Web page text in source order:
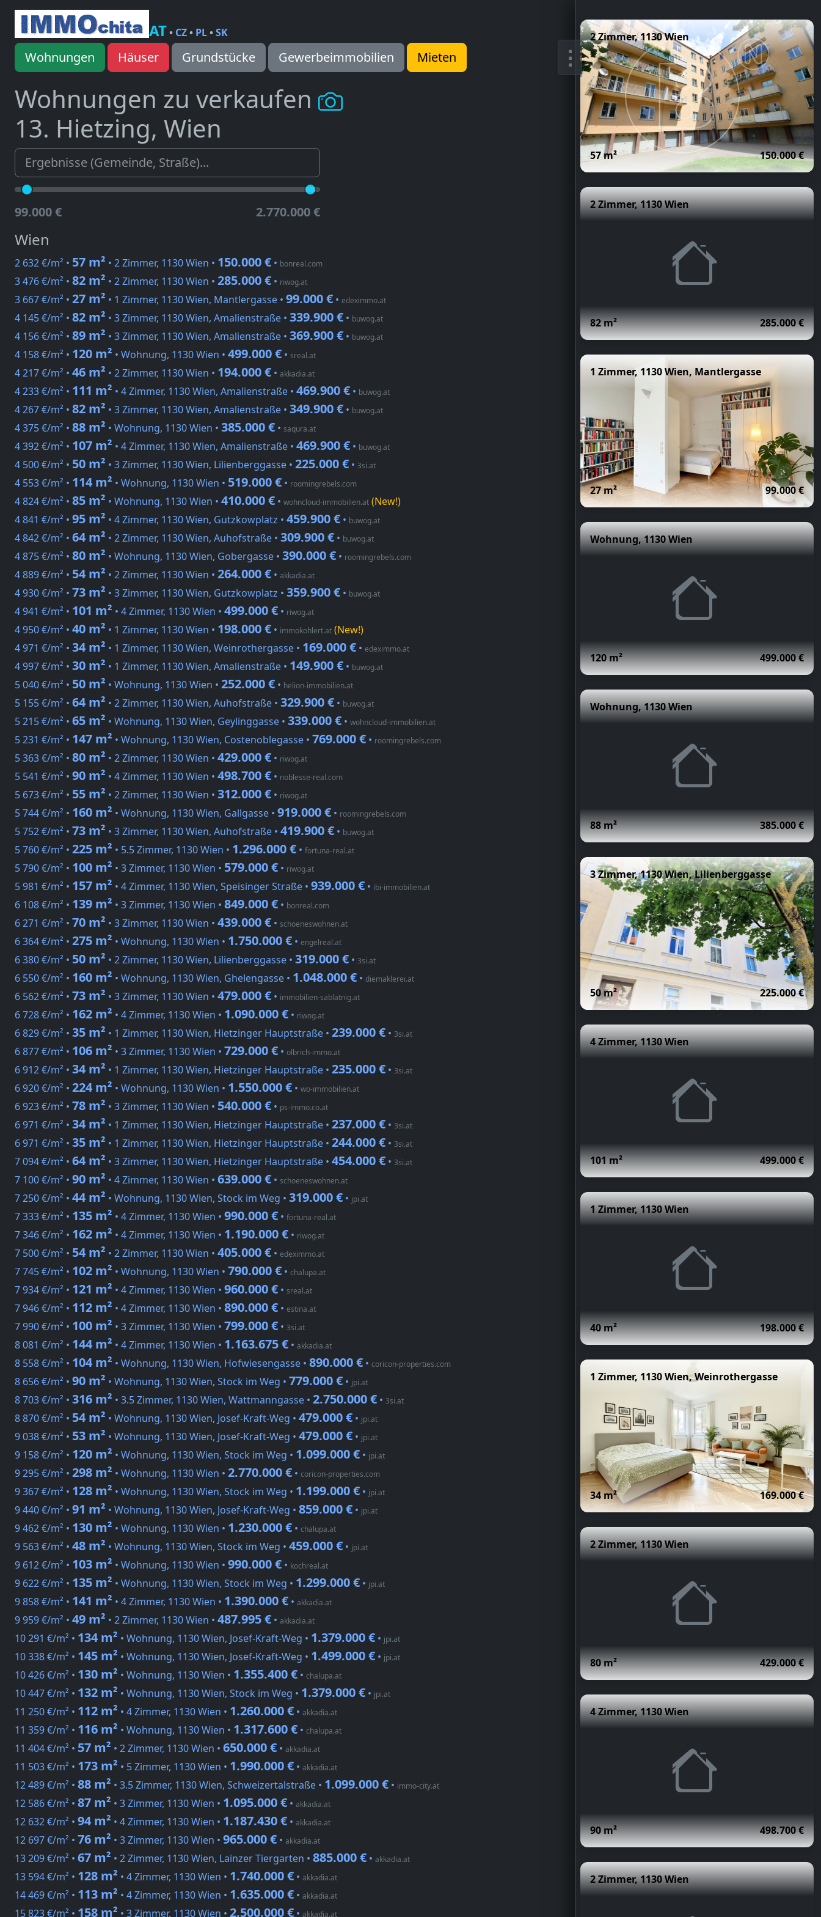
AT• CZ• PL•SK
Wohnungen Häuser Grundstücke Gewerbeimmobilien Mieten
Wohnungen zu verkaufen
13. Hietzing, Wien
99.000 € 2.770.000 €
Wien
2 632 €/m² • 57 m² • 2 Zimmer, 1130 Wien • 150.000 € • bonreal.com
3 476 €/m² • 82 m² • 2 Zimmer, 1130 Wien • 285.000 € • riwog.at
3 667 €/m² • 27 m² • 1 Zimmer, 1130 Wien, Mantlergasse • 99.000 € • edeximmo.at
4 145 €/m² • 82 m² • 3 Zimmer, 1130 Wien, Amalienstraße • 339.900 € • buwog.at
4 156 €/m² • 89 m² • 3 Zimmer, 1130 Wien, Amalienstraße • 369.900 € • buwog.at
4 158 €/m² • 120 m² • Wohnung, 1130 Wien • 499.000 € • sreal.at
4 217 €/m² • 46 m² • 2 Zimmer, 1130 Wien • 194.000 € • akkadia.at
4 233 €/m² • 111 m² • 4 Zimmer, 1130 Wien, Amalienstraße • 469.900 € • buwog.at
4 267 €/m² • 82 m² • 3 Zimmer, 1130 Wien, Amalienstraße • 349.900 € • buwog.at
4 375 €/m² • 88 m² • Wohnung, 1130 Wien • 385.000 € • saqura.at
4 392 €/m² • 107 m² • 4 Zimmer, 1130 Wien, Amalienstraße • 469.900 € • buwog.at
4 500 €/m² • 50 m² • 3 Zimmer, 1130 Wien, Lilienberggasse • 225.000 € • 3si.at
4 553 €/m² • 114 m² • Wohnung, 1130 Wien • 519.000 € • roomingrebels.com
4 824 €/m² • 85 m² • Wohnung, 1130 Wien • 410.000 € • wohncloud-immobilien.at (New!)
4 841 €/m² • 95 m² • 4 Zimmer, 1130 Wien, Gutzkowplatz • 459.900 € • buwog.at
4 842 €/m² • 64 m² • 2 Zimmer, 1130 Wien, Auhofstraße • 309.900 € • buwog.at
4 875 €/m² • 80 m² • Wohnung, 1130 Wien, Gobergasse • 390.000 € • roomingrebels.com
4 889 €/m² • 54 m² • 2 Zimmer, 1130 Wien • 264.000 € • akkadia.at
4 930 €/m² • 73 m² • 3 Zimmer, 1130 Wien, Gutzkowplatz • 359.900 € • buwog.at
4 941 €/m² • 101 m² • 4 Zimmer, 1130 Wien • 499.000 € • riwog.at
4 950 €/m² • 40 m² • 1 Zimmer, 1130 Wien • 198.000 € • immokohlert.at (New!)
4 971 €/m² • 34 m² • 1 Zimmer, 1130 Wien, Weinrothergasse • 169.000 € • edeximmo.at
4 997 €/m² • 30 m² • 1 Zimmer, 1130 Wien, Amalienstraße • 149.900 € • buwog.at
5 040 €/m² • 50 m² • Wohnung, 1130 Wien • 252.000 € • helion-immobilien.at
5 155 €/m² • 64 m² • 2 Zimmer, 1130 Wien, Auhofstraße • 329.900 € • buwog.at
5 215 €/m² • 65 m² • Wohnung, 1130 Wien, Geylinggasse • 339.000 € • wohncloud-immobilien.at
5 231 €/m² • 147 m² • Wohnung, 1130 Wien, Costenoblegasse • 769.000 € • roomingrebels.com
5 363 €/m² • 80 m² • 2 Zimmer, 1130 Wien • 429.000 € • riwog.at
5 541 €/m² • 90 m² • 4 Zimmer, 1130 Wien • 498.700 € • noblesse-real.com
5 673 €/m² • 55 m² • 2 Zimmer, 1130 Wien • 312.000 € • riwog.at
5 744 €/m² • 160 m² • Wohnung, 1130 Wien, Gallgasse • 919.000 € • roomingrebels.com
5 752 €/m² • 73 m² • 3 Zimmer, 1130 Wien, Auhofstraße • 419.900 € • buwog.at
5 760 €/m² • 225 m² • 5.5 Zimmer, 1130 Wien • 1.296.000 € • fortuna-real.at
5 790 €/m² • 100 m² • 3 Zimmer, 1130 Wien • 579.000 € • riwog.at
5 981 €/m² • 157 m² • 4 Zimmer, 1130 Wien, Speisinger Straße • 939.000 € • ibi-immobilien.at
6 108 €/m² • 139 m² • 3 Zimmer, 1130 Wien • 849.000 € • bonreal.com
6 271 €/m² • 70 m² • 3 Zimmer, 1130 Wien • 439.000 € • schoeneswohnen.at
6 364 €/m² • 275 m² • Wohnung, 1130 Wien • 1.750.000 € • engelreal.at
6 380 €/m² • 50 m² • 2 Zimmer, 1130 Wien, Lilienberggasse • 319.000 € • 3si.at
6 550 €/m² • 160 m² • Wohnung, 1130 Wien, Ghelengasse • 1.048.000 € • diemaklerei.at
6 562 €/m² • 73 m² • 3 Zimmer, 1130 Wien • 479.000 € • immobilien-sablatnig.at
6 728 €/m² • 162 m² • 4 Zimmer, 1130 Wien • 1.090.000 € • riwog.at
6 829 €/m² • 35 m² • 1 Zimmer, 1130 Wien, Hietzinger Hauptstraße • 239.000 € • 3si.at
6 877 €/m² • 106 m² • 3 Zimmer, 1130 Wien • 729.000 € • olbrich-immo.at
6 912 €/m² • 34 m² • 1 Zimmer, 1130 Wien, Hietzinger Hauptstraße • 235.000 € • 3si.at
6 920 €/m² • 224 m² • Wohnung, 1130 Wien • 1.550.000 € • wo-immobilien.at
6 923 €/m² • 78 m² • 3 Zimmer, 1130 Wien • 540.000 € • ps-immo.co.at
6 971 €/m² • 34 m² • 1 Zimmer, 1130 Wien, Hietzinger Hauptstraße • 237.000 € • 3si.at
6 971 €/m² • 35 m² • 1 Zimmer, 1130 Wien, Hietzinger Hauptstraße • 244.000 € • 3si.at
7 094 €/m² • 64 m² • 3 Zimmer, 1130 Wien, Hietzinger Hauptstraße • 454.000 € • 3si.at
7 100 €/m² • 90 m² • 4 Zimmer, 1130 Wien • 639.000 € • schoeneswohnen.at
7 250 €/m² • 44 m² • Wohnung, 1130 Wien, Stock im Weg • 319.000 € • jpi.at
7 333 €/m² • 135 m² • 4 Zimmer, 1130 Wien • 990.000 € • fortuna-real.at
7 346 €/m² • 162 m² • 4 Zimmer, 1130 Wien • 1.190.000 € • riwog.at
7 500 €/m² • 54 m² • 2 Zimmer, 1130 Wien • 405.000 € • edeximmo.at
7 745 €/m² • 102 m² • Wohnung, 1130 Wien • 790.000 € • chalupa.at
7 934 €/m² • 121 m² • 4 Zimmer, 1130 Wien • 960.000 € • sreal.at
7 946 €/m² • 112 m² • 4 Zimmer, 1130 Wien • 890.000 € • estina.at
7 990 €/m² • 100 m² • 3 Zimmer, 1130 Wien • 799.000 € • 3si.at
8 081 €/m² • 144 m² • 4 Zimmer, 1130 Wien • 1.163.675 € • akkadia.at
8 558 €/m² • 104 m² • Wohnung, 1130 Wien, Hofwiesengasse • 890.000 € • coricon-properties.com
8 656 €/m² • 90 m² • Wohnung, 1130 Wien, Stock im Weg • 779.000 € • jpi.at
8 703 €/m² • 316 m² • 3.5 Zimmer, 1130 Wien, Wattmanngasse • 2.750.000 € • 3si.at
8 870 €/m² • 54 m² • Wohnung, 1130 Wien, Josef-Kraft-Weg • 479.000 € • jpi.at
9 038 €/m² • 53 m² • Wohnung, 1130 Wien, Josef-Kraft-Weg • 479.000 € • jpi.at
9 158 €/m² • 120 m² • Wohnung, 1130 Wien, Stock im Weg • 1.099.000 € • jpi.at
9 295 €/m² • 298 m² • Wohnung, 1130 Wien • 2.770.000 € • coricon-properties.com
9 367 €/m² • 128 m² • Wohnung, 1130 Wien, Stock im Weg • 1.199.000 € • jpi.at
9 440 €/m² • 91 m² • Wohnung, 1130 Wien, Josef-Kraft-Weg • 859.000 € • jpi.at
9 462 €/m² • 130 m² • Wohnung, 1130 Wien • 1.230.000 € • chalupa.at
9 563 €/m² • 48 m² • Wohnung, 1130 Wien, Stock im Weg • 459.000 € • jpi.at
9 612 €/m² • 103 m² • Wohnung, 1130 Wien • 990.000 € • kochreal.at
9 622 €/m² • 135 m² • Wohnung, 1130 Wien, Stock im Weg • 1.299.000 € • jpi.at
9 858 €/m² • 141 m² • 4 Zimmer, 1130 Wien • 1.390.000 € • akkadia.at
9 959 €/m² • 49 m² • 2 Zimmer, 1130 Wien • 487.995 € • akkadia.at
10 291 €/m² • 134 m² • Wohnung, 1130 Wien, Josef-Kraft-Weg • 1.379.000 € • jpi.at
10 338 €/m² • 145 m² • Wohnung, 1130 Wien, Josef-Kraft-Weg • 1.499.000 € • jpi.at
10 426 €/m² • 130 m² • Wohnung, 1130 Wien • 1.355.400 € • chalupa.at
10 447 €/m² • 132 m² • Wohnung, 1130 Wien, Stock im Weg • 1.379.000 € • jpi.at
11 250 €/m² • 112 m² • 4 Zimmer, 1130 Wien • 1.260.000 € • akkadia.at
11 359 €/m² • 116 m² • Wohnung, 1130 Wien • 1.317.600 € • chalupa.at
11 404 €/m² • 57 m² • 2 Zimmer, 1130 Wien • 650.000 € • akkadia.at
11 503 €/m² • 173 m² • 5 Zimmer, 1130 Wien • 1.990.000 € • akkadia.at
12 489 €/m² • 88 m² • 3.5 Zimmer, 1130 Wien, Schweizertalstraße • 1.099.000 € • immo-city.at
12 586 €/m² • 87 m² • 3 Zimmer, 1130 Wien • 1.095.000 € • akkadia.at
12 632 €/m² • 94 m² • 4 Zimmer, 1130 Wien • 1.187.430 € • akkadia.at
12 697 €/m² • 76 m² • 3 Zimmer, 1130 Wien • 965.000 € • akkadia.at
13 209 €/m² • 67 m² • 2 Zimmer, 1130 Wien, Lainzer Tiergarten • 885.000 € • akkadia.at
13 594 €/m² • 128 m² • 4 Zimmer, 1130 Wien • 1.740.000 € • akkadia.at
14 469 €/m² • 113 m² • 4 Zimmer, 1130 Wien • 1.635.000 € • akkadia.at
15 823 €/m² • 158 m² • 3 Zimmer, 1130 Wien • 2.500.000 € • akkadia.at